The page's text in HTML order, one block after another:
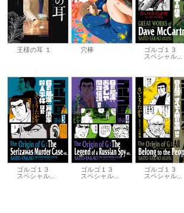
王様の耳 １ 穴棒
ゴルゴ１３
スペシャル...
ゴルゴ１３
スペシャル...
ゴルゴ１３
スペシャル...
ゴルゴ１３
スペシャル...